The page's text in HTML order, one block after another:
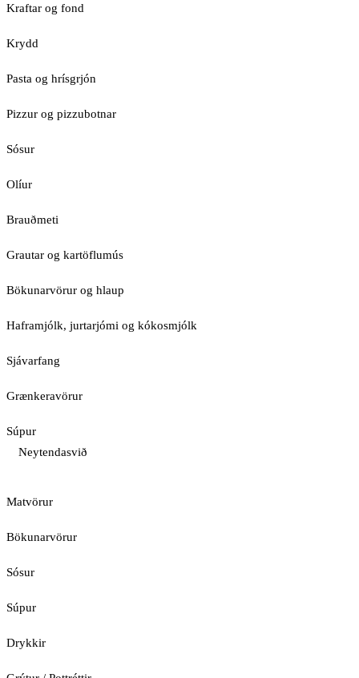
Kraftar og fond
Krydd
Pasta og hrísgrjón
Pizzur og pizzubotnar
Sósur
Olíur
Brauðmeti
Grautar og kartöflumús
Bökunarvörur og hlaup
Haframjólk, jurtarjómi og kókosmjólk
Sjávarfang
Grænkeravörur
Súpur
Neytendasvið
Matvörur
Bökunarvörur
Sósur
Súpur
Drykkir